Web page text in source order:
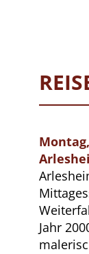
Jahr